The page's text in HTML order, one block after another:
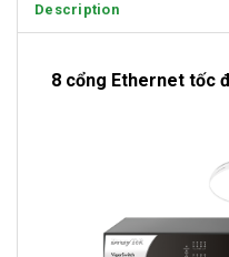
Description
8 cổng Ethernet tốc